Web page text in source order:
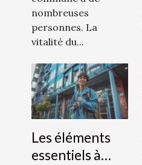
nombreuses
personnes. La
vitalité du...
Les éléments
essentiels à